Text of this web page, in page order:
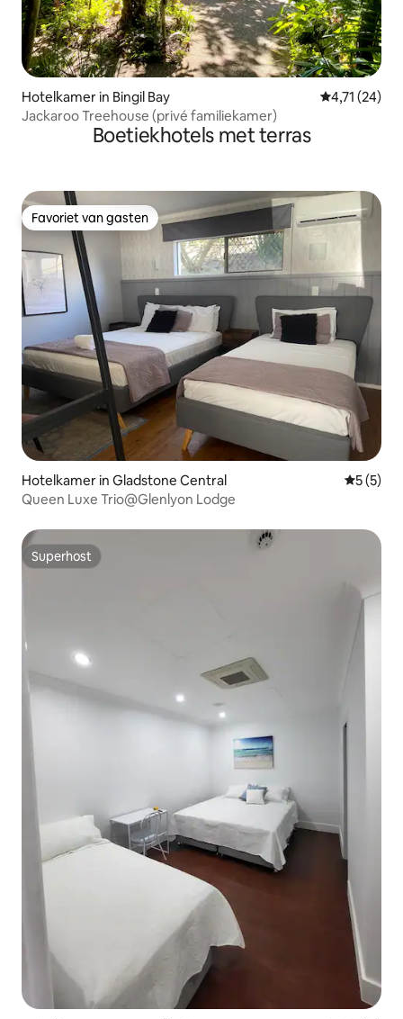
Hotelkamer in Bingil Bay Gemiddelde
4,71 (24)
Jackaroo Treehouse (privé familiekamer)
Boetiekhotels met terras
Favoriet van gasten
Favoriet van gasten
Hotelkamer in Gladstone Central
5 (5)
Queen Luxe Trio@Glenlyon Lodge
Superhost
Superhost